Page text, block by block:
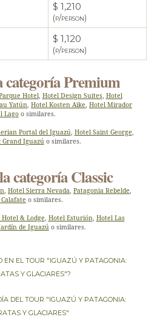
$ 1,210
(p/person)
$ 1,120
(p/person)
categoría Premium
Hotel, Hotel Design Suites, Hotel
Yatún, Hotel Kosten Aike, Hotel Mirador
Lagoo similares.
Portal del Iguazú, Hotel Saint George,
Grand Iguazúo similares.
categoría Classic
, Hotel Sierra Nevada, Patagonia Rebelde,
o similares.
& Lodge, Hotel Esturión, Hotel Las
de Iguazúo similares.
en el tour "Iguazú y Patagonia:
y Glaciares"?
del tour "Iguazú y Patagonia:
y Glaciares"